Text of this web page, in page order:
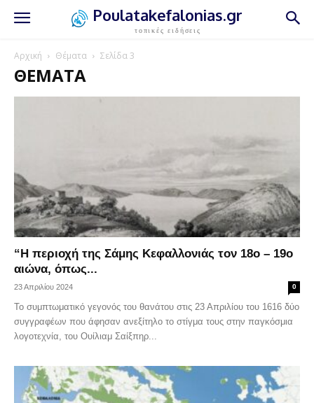
Poulatakefalonias.gr
τοπικές ειδήσεις
Αρχική Θέματα Σελίδα 3
ΘΈΜΑΤΑ
“Η περιοχή της Σάμης Κεφαλλονιάς τον 18ο – 19ο
αιώνα, όπως...
23 Απριλίου 2024 0
Το συμπτωματικό γεγονός του θανάτου στις 23 Απριλίου του 1616 δύο
συγγραφέων που άφησαν ανεξίτηλο το στίγμα τους στην παγκόσμια
λογοτεχνία, του Ουίλιαμ Σαίξπηρ...